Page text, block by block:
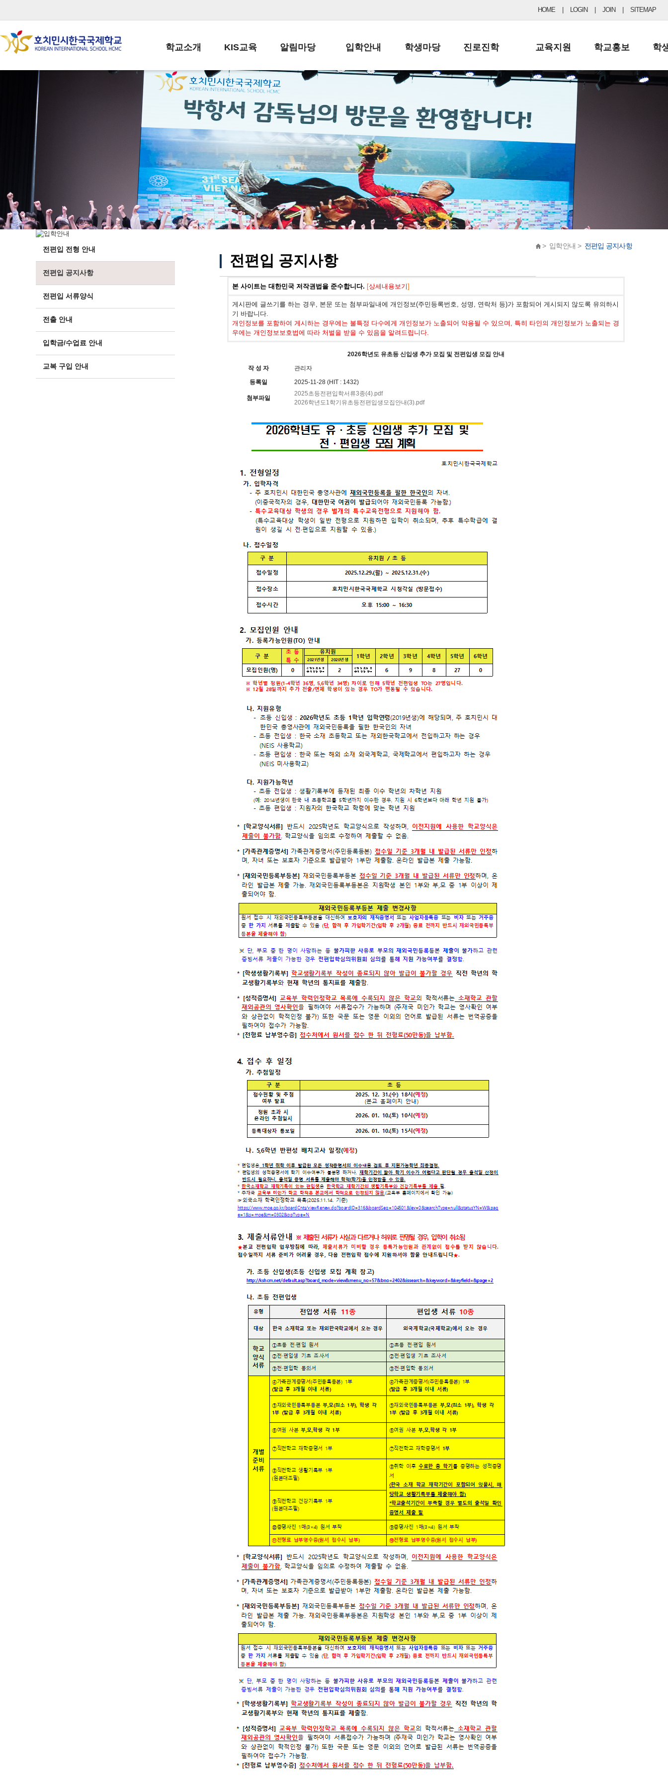
HOME LOGIN JOIN SITEMAP
학교소개
학교장인사말
학교상징
학교연혁
교직원현황
학생현황
위치/전화
전경사진
KIS교육
교육목표
학사일정
일과시간표
성과평가자료
알림마당
공지사항
납부금 안내
스쿨버스 운행 안내
급식안내
서식자료실
학부모방
정기고사 기출문제
입학안내
전-편입 서류양식
입학금/수업료
교복구입안내
학생마당
학생생활규정
학교신문
자율진로동아리
유초등 소식지
진로진학
공지사항 및 입시자료
드림레터
교육지원
행정실
학교운영위원회
학교건축기금
학교홍보
보도자료
학
전편입 전형 안내
전편입 공지사항
전편입 서류양식
전출 안내
입학금/수업료 안내
교복 구입 안내
> 입학안내 > 전편입 공지사항
전편입 공지사항
본 사이트는 대한민국 저작권법을 준수합니다. [상세내용보기]
게시판에 글쓰기를 하는 경우, 본문 또는 첨부파일내에 개인정보(주민등록번호, 성명, 연락처 등)가 포함되어 게시되지 않도록 유의하시
기 바랍니다.
개인정보를 포함하여 게시하는 경우에는 불특정 다수에게 개인정보가 노출되어 악용될 수 있으며, 특히 타인의 개인정보가 노출되는 경
우에는 개인정보보호법에 따라 처벌을 받을 수 있음을 알려드립니다.
2026학년도 유초등 신입생 추가 모집 및 전편입생 모집 안내
작 성 자
관리자
등록일
2025-11-28 (HIT : 1432)
첨부파일
2025초등전편입학서류3종(4).pdf
2026학년도1학기유초등전편입생모집안내(3).pdf